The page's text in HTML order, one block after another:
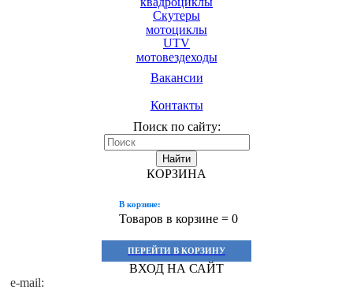
Скутеры
мотоциклы
UTV
мотовездеходы
Вакансии
Контакты
Поиск по сайту:
Найти
КОРЗИНА
В корзине:
Товаров в корзине = 0
ПЕРЕЙТИ В КОРЗИНУ
ВХОД НА САЙТ
e-mail: